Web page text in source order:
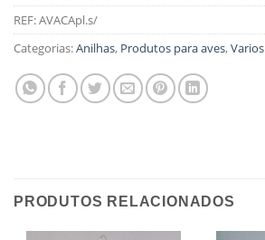
REF:AVACApl.s/
Categorias:Anilhas, Produtos para aves,Varios
PRODUTOS RELACIONADOS